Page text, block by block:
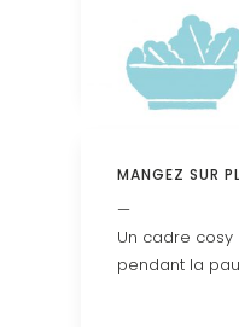
MANGEZ SUR
—
Un cadre
pendant la